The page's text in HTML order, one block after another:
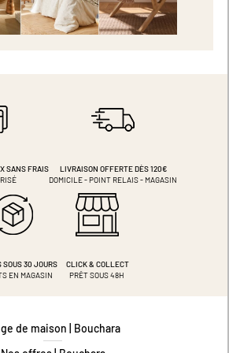
SANS FRAIS
LIVRAISON OFFERTE DÈS 120€
DOMICILE - POINT RELAIS - MAGASIN
SOUS 30 JOURS
EN MAGASIN
CLICK & COLLECT
PRÊT SOUS 48H
de maison | Bouchara